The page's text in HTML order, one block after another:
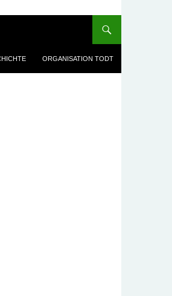
ORGANISATION TODT